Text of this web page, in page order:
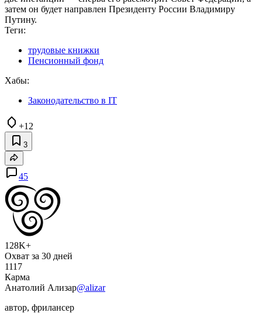
затем он будет направлен Президенту России Владимиру
Путину.
Теги:
трудовые книжки
Пенсионный фонд
Хабы:
Законодательство в IT
+12
3
45
128K+
Охват за 30 дней
1117
Карма
Анатолий Ализар@alizar
автор, фрилансер